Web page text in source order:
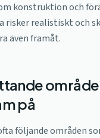
konstruktion och
risker realistiskt och
även framåt.
på
följande områden